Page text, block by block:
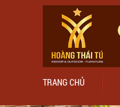
TRANG CHỦ